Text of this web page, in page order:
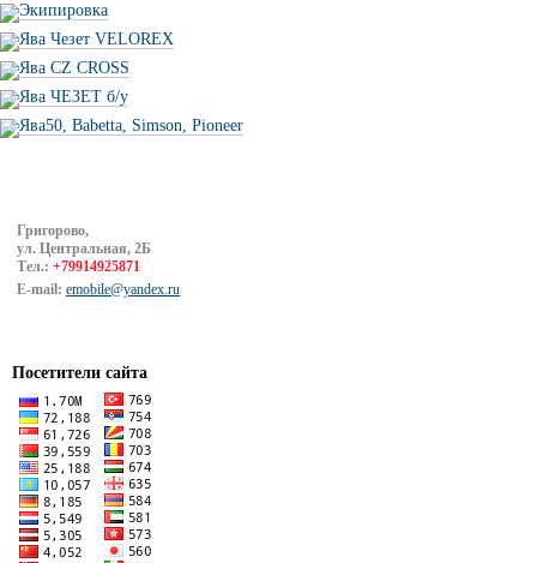
Экипировка
Ява Чезет VELOREX
Ява CZ CROSS
Ява ЧЕЗЕТ б/у
Ява50, Babetta, Simson, Pioneer
Григорово,
ул. Центральная, 2Б
Тел.: +79914925871
E-mail: emobile@yandex.ru
Посетители сайта